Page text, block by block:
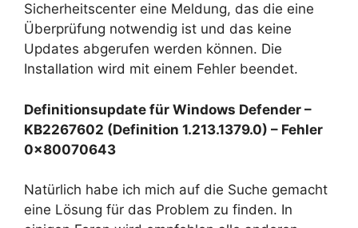
Sicherheitscenter eine Meldung, das die eine
Überprüfung notwendig ist und das keine
Updates abgerufen werden können. Die
Installation wird mit einem Fehler beendet.
Definitionsupdate für Windows Defender –
KB2267602 (Definition 1.213.1379.0) – Fehler
0x80070643
Natürlich habe ich mich auf die Suche gemacht
eine Lösung für das Problem zu finden. In